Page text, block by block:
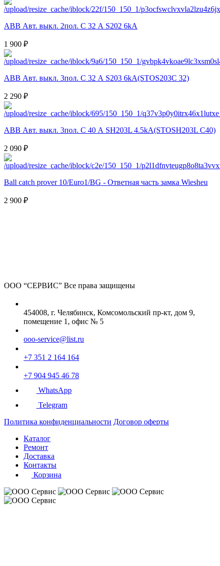
ABB Авт. выкл. 2пол. С 32 А S202 6kA
1 900 ₽
ABB Авт. выкл. 3пол. С 32 А S203 6kA(STOS203C 32)
2 290 ₽
ABB Авт. выкл. 3пол. С 40 А SH203L 4.5kA(STOSH203L C40)
2 090 ₽
Ball catch prover 10/Euro1/BG - Ответная часть замка Wiesheu
2 900 ₽
ООО “СЕРВИС” Все права защищены
454008, г. Челябинск, Комсомольский пр-кт, дом 9,
помещение 1, офис № 5
ooo-service@list.ru
+7 351 2 164 164
+7 904 945 46 78
WhatsApp
Telegram
Политика конфиденциальности Договор оферты
Каталог
Ремонт
Доставка
Контакты
Корзина